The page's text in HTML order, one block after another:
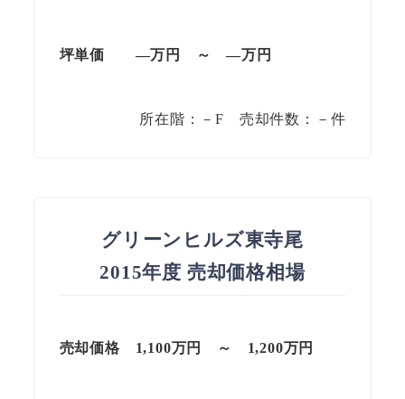
坪単価 —万円 ～ —万円
所在階：－F 売却件数：－件
グリーンヒルズ東寺尾
2015年度 売却価格相場
売却価格 1,100万円 ～ 1,200万円